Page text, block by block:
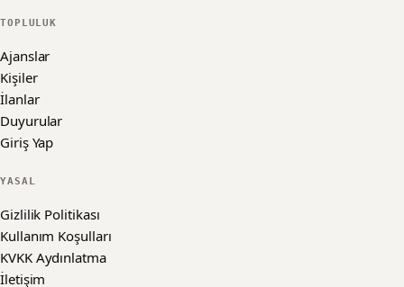
TOPLULUK
Ajanslar
Kişiler
İlanlar
Duyurular
Giriş Yap
YASAL
Gizlilik Politikası
Kullanım Koşulları
KVKK Aydınlatma
İletişim